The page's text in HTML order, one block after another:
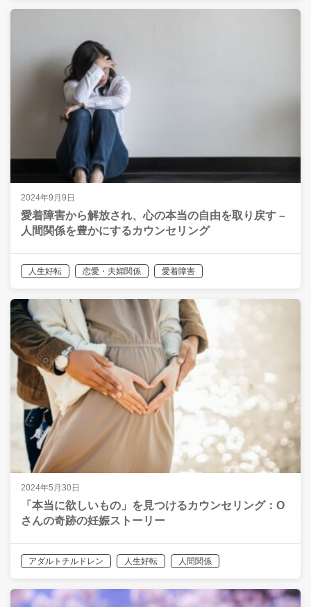
2024年9月9日
愛着障害から解放され、心の本当の自由を取り戻す –
人間関係を豊かにするカウンセリング
人生好転 恋愛・夫婦関係 愛着障害
2024年5月30日
「本当に欲しいもの」を見つけるカウンセリング：O
さんの奇跡の妊娠ストーリー
アダルトチルドレン 人生好転 人間関係